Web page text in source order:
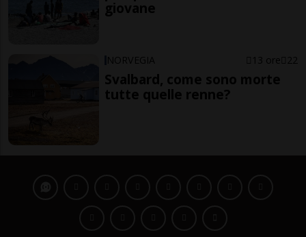
giovane
NORVEGIA 13 ore 22
Svalbard, come sono morte
tutte quelle renne?